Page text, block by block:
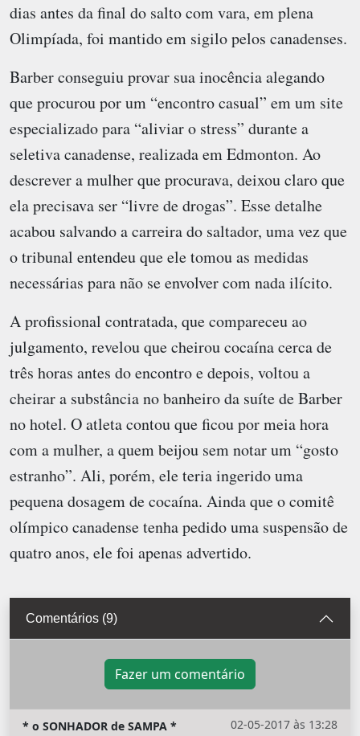
dias antes da final do salto com vara, em plena
Olimpíada, foi mantido em sigilo pelos canadenses.
Barber conseguiu provar sua inocência alegando
que procurou por um “encontro casual” em um site
especializado para “aliviar o stress” durante a
seletiva canadense, realizada em Edmonton. Ao
descrever a mulher que procurava, deixou claro que
ela precisava ser “livre de drogas”. Esse detalhe
acabou salvando a carreira do saltador, uma vez que
o tribunal entendeu que ele tomou as medidas
necessárias para não se envolver com nada ilícito.
A profissional contratada, que compareceu ao
julgamento, revelou que cheirou cocaína cerca de
três horas antes do encontro e depois, voltou a
cheirar a substância no banheiro da suíte de Barber
no hotel. O atleta contou que ficou por meia hora
com a mulher, a quem beijou sem notar um “gosto
estranho”. Ali, porém, ele teria ingerido uma
pequena dosagem de cocaína. Ainda que o comitê
olímpico canadense tenha pedido uma suspensão de
quatro anos, ele foi apenas advertido.
Comentários (9)
Fazer um comentário
02-05-2017 às 13:28
* o SONHADOR de SAMPA *